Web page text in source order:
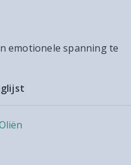
emotionele spanning te